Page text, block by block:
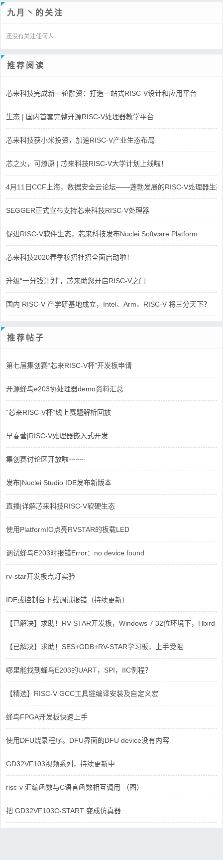
九月丶的关注
还没有关注任何人
推荐阅读
芯来科技完成新一轮融资：打造一站式RISC-V设计和应用平台
生态 | 国内首套完整开源RISC-V处理器教学平台
芯来科技获小米投资，加速RISC-V产业生态布局
芯之火，可燎原 | 芯来科技RISC-V大学计划上线啦！
4月11日CCF上海，数据安全云论坛——蓬勃发展的RISC-V处理器生态
SEGGER正式宣布支持芯来科技RISC-V处理器
促进RISC-V软件生态，芯来科技发布Nuclei Software Platform
芯来科技2020春季校招社招全面启动啦！
升级“一分钱计划”，芯来助您开启RISC-V之门
国内 RISC-V 产学研基地成立，Intel、Arm、RISC-V 将三分天下？
推荐帖子
第七届集创赛“芯来RISC-V杯”开发板申请
开源蜂鸟e203协处理器demo资料汇总
“芯来RISC-V杯”线上赛题解析回放
早春营|RISC-V处理器嵌入式开发
集创赛讨论区开放啦~~~~
发布|Nuclei Studio IDE发布新版本
直播|详解芯来科技RISC-V软硬生态
使用PlatformIO点亮RVSTAR的板载LED
调试蜂鸟E203时报错Error：no device found
rv-star开发板点灯实验
IDE或控制台下载调试报错（持续更新）
【已解决】求助！RV-STAR开发板，Windows 7 32位环境下，
【已解决】求助！SES+GDB+RV-STAR学习板，上手受阻
哪里能找到蜂鸟E203的UART，SPI，IIC例程？
【精选】RISC-V GCC工具链编译安装及自定义宏
蜂鸟FPGA开发板快速上手
使用DFU烧录程序。DFU界面的DFU device没有内容
GD32VF103视频系列，持续更新中......
risc-v 汇编函数与C语言函数相互调用 （图）
把 GD32VF103C-START 变成仿真器